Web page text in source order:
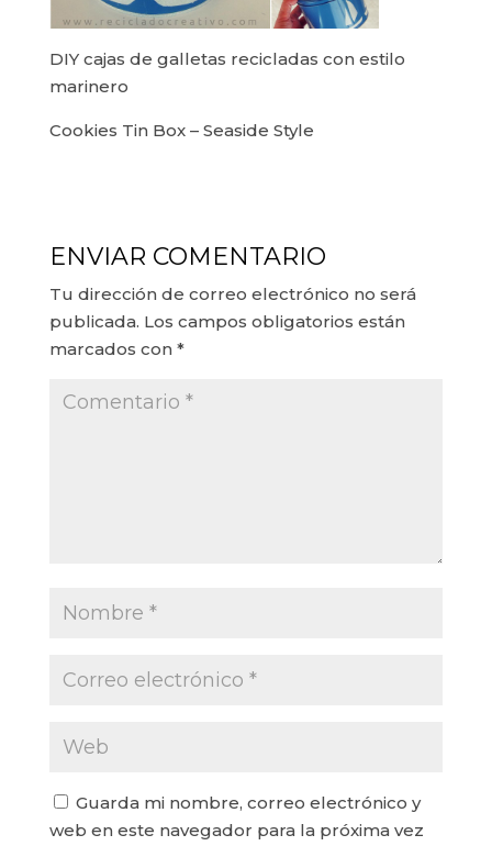
DIY cajas de galletas recicladas con estilo
marinero
Cookies Tin Box – Seaside Style
ENVIAR COMENTARIO
Tu dirección de correo electrónico no será
publicada. Los campos obligatorios están
marcados con *
Guarda mi nombre, correo electrónico y
web en este navegador para la próxima vez